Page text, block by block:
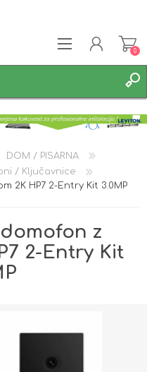
0
DOM / PISARNA
/ Ključavnice
2K HP7 2-Entry Kit 3.0MP
z
2-Entry Kit